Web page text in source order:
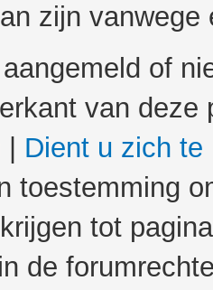
zijn
of
van
Dient u zich te
toestemming
tot
de